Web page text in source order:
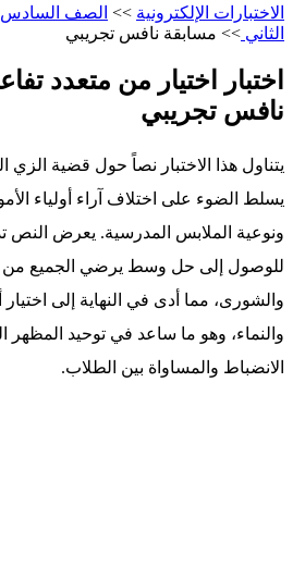
الاختبارات الإلكترونية >> الصف السادس
الثاني >> مسابقة نافس تجريبي
اختبار اختيار من متعدد
نافس تجريبي
يتناول هذا الاختبار نصاً حول قضية
يسلط الضوء على اختلاف آراء أولياء
ونوعية الملابس المدرسية. يعرض النص
للوصول إلى حل وسط يرضي الجميع من
والشورى، مما أدى في النهاية إلى اختيار
والنماء، وهو ما ساعد في توحيد المظهر
الانضباط والمساواة بين الطلاب.